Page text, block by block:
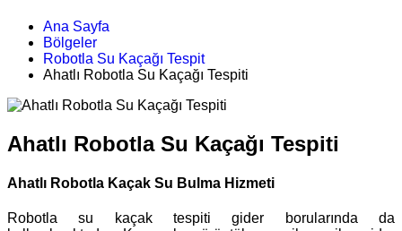
Ana Sayfa
Bölgeler
Robotla Su Kaçağı Tespit
Ahatlı Robotla Su Kaçağı Tespiti
Ahatlı Robotla Su Kaçağı Tespiti
Ahatlı Robotla Kaçak Su Bulma Hizmeti
Robotla su kaçak tespiti gider borularında da